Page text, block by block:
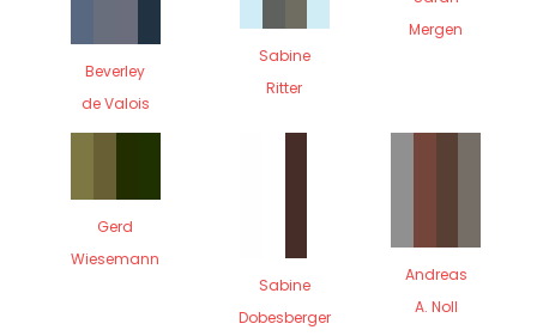
Beverley
de Valois
Sabine
Ritter
Mergen
Gerd
Wiesemann
Sabine
Dobesberger
Andreas
A. Noll